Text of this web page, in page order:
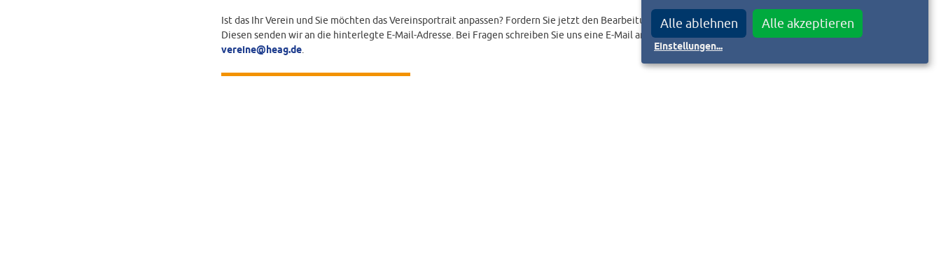
Ist das Ihr Verein und Sie möchten das Vereinsportrait anpassen? Fordern Sie jetzt den Bearbeitungslink an.
Diesen senden wir an die hinterlegte E-Mail-Adresse. Bei Fragen schreiben Sie uns eine E-Mail an
vereine@heag.de.
Alle ablehnen Alle akzeptieren
Einstellungen...